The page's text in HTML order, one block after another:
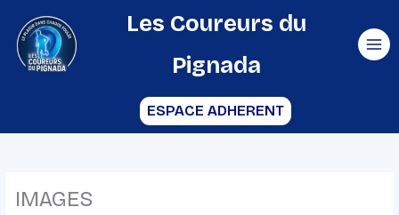
contenu
Les Coureurs du
Pignada
ESPACE ADHERENT
IMAGES